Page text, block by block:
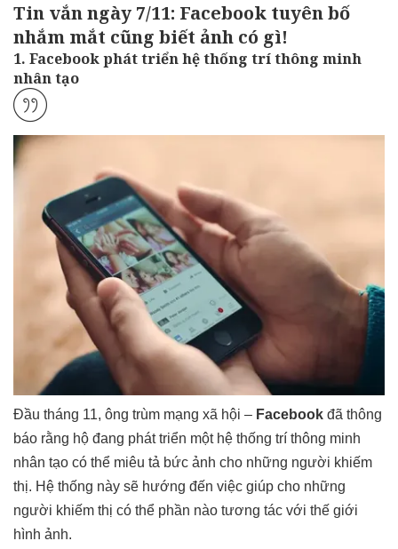
Tin vắn ngày 7/11: Facebook tuyên bố
nhắm mắt cũng biết ảnh có gì!
1. Facebook phát triển hệ thống trí thông minh
nhân tạo
Đầu tháng 11, ông trùm mạng xã hội – Facebook đã thông
báo rằng hộ đang phát triển một hệ thống trí thông minh
nhân tạo có thể miêu tả bức ảnh cho những người khiếm
thị. Hệ thống này sẽ hướng đến việc giúp cho những
người khiếm thị có thể phần nào tương tác với thế giới
hình ảnh.